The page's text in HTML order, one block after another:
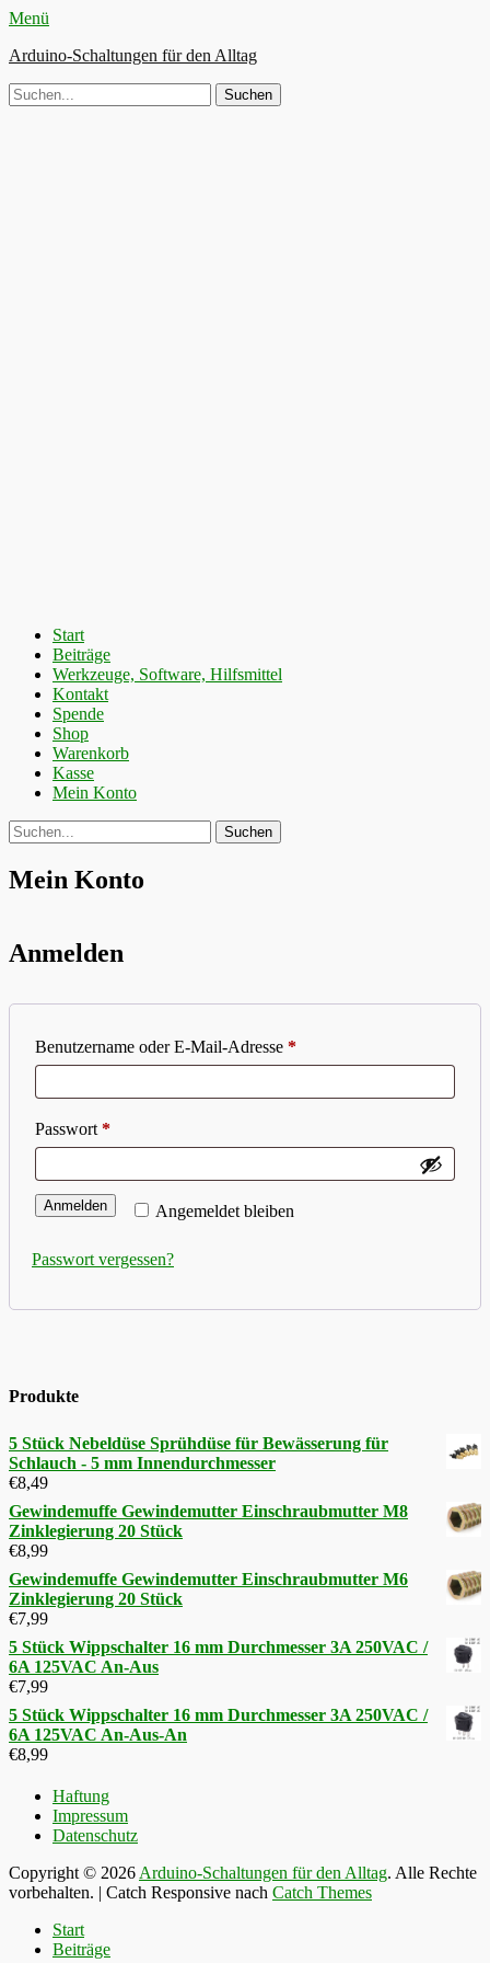
Menü
Arduino-Schaltungen für den Alltag
Suche
nach:
Primäres
Menü
Zum
Inhalt
springen
Start
Beiträge
Werkzeuge, Software, Hilfsmittel
Kontakt
Spende
Shop
Warenkorb
Kasse
Mein Konto
Suchen
Suche
nach:
Mein Konto
Anmelden
Benutzername oder E-Mail-Adresse *Erforderlich
Passwort *Erforderlich
Angemeldet bleiben
Anmelden
Passwort vergessen?
Produkte
5 Stück Nebeldüse Sprühdüse für Bewässerung für
Schlauch - 5 mm Innendurchmesser
€8,49
Gewindemuffe Gewindemutter Einschraubmutter M8
Zinklegierung 20 Stück
€8,99
Gewindemuffe Gewindemutter Einschraubmutter M6
Zinklegierung 20 Stück
€7,99
5 Stück Wippschalter 16 mm Durchmesser 3A 250VAC /
6A 125VAC An-Aus
€7,99
5 Stück Wippschalter 16 mm Durchmesser 3A 250VAC /
6A 125VAC An-Aus-An
€8,99
Haftung
Impressum
Datenschutz
Copyright © 2026 Arduino-Schaltungen für den Alltag. Alle Rechte
vorbehalten. | Catch Responsive nach Catch Themes
oben
scrollen
Start
Beiträge